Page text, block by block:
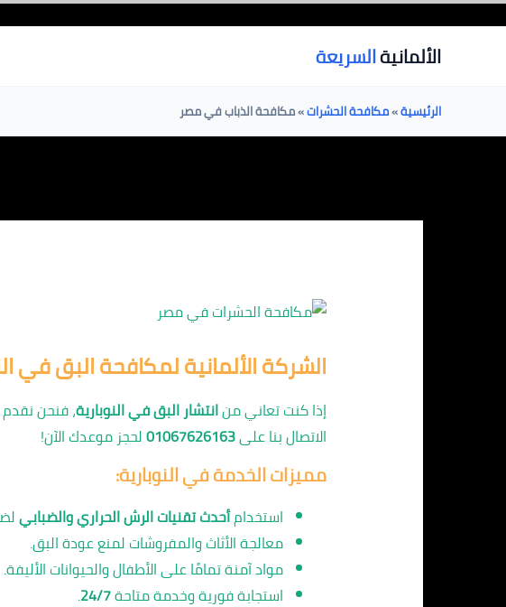
تخطي
الألمانيةالسريعة
الرئيسية»مكافحة الحشرات»مكافحة الذباب في مصر
الشركة الألمانية لمكافحة البق في
إذا كنت تعاني منانتشار البق في النوبارية، فنحن
الاتصال بنا على01067626163لحجز موعدك الآن!
مميزات الخدمة في النوبارية:
استخدامأحدث تقنيات الرش الحراري والضبابي
معالجة الأثاث والمفروشات لمنع عودة البق.
مواد آمنة تمامًا على الأطفال والحيوانات الأليفة.
استجابة فورية وخدمة متاحة24/7
.